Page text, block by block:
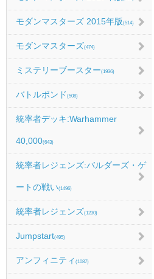
モダンマスターズ 2015年版(514)
モダンマスターズ(474)
ミステリーブースター(1936)
バトルボンド (508)
統率者デッキ:Warhammer
40,000(643)
統率者レジェンズ:バルダーズ・ゲ
ートの戦い(1496)
統率者レジェンズ(1230)
Jumpstart(495)
アンフィニティ (1087)